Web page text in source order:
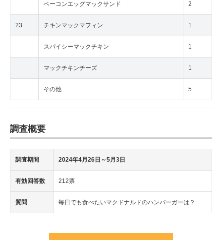
ベーコンエッグマックサンド 2
23 チキンマックマフィン 1
スパイシーマックチキン 1
マックチキンチーズ 1
その他 5
調査概要
調査期間 2024年4月26日 ～5月3日
有効回答数 212票
質問 毎日でも食べたいマクドナルドのハンバーガーは？